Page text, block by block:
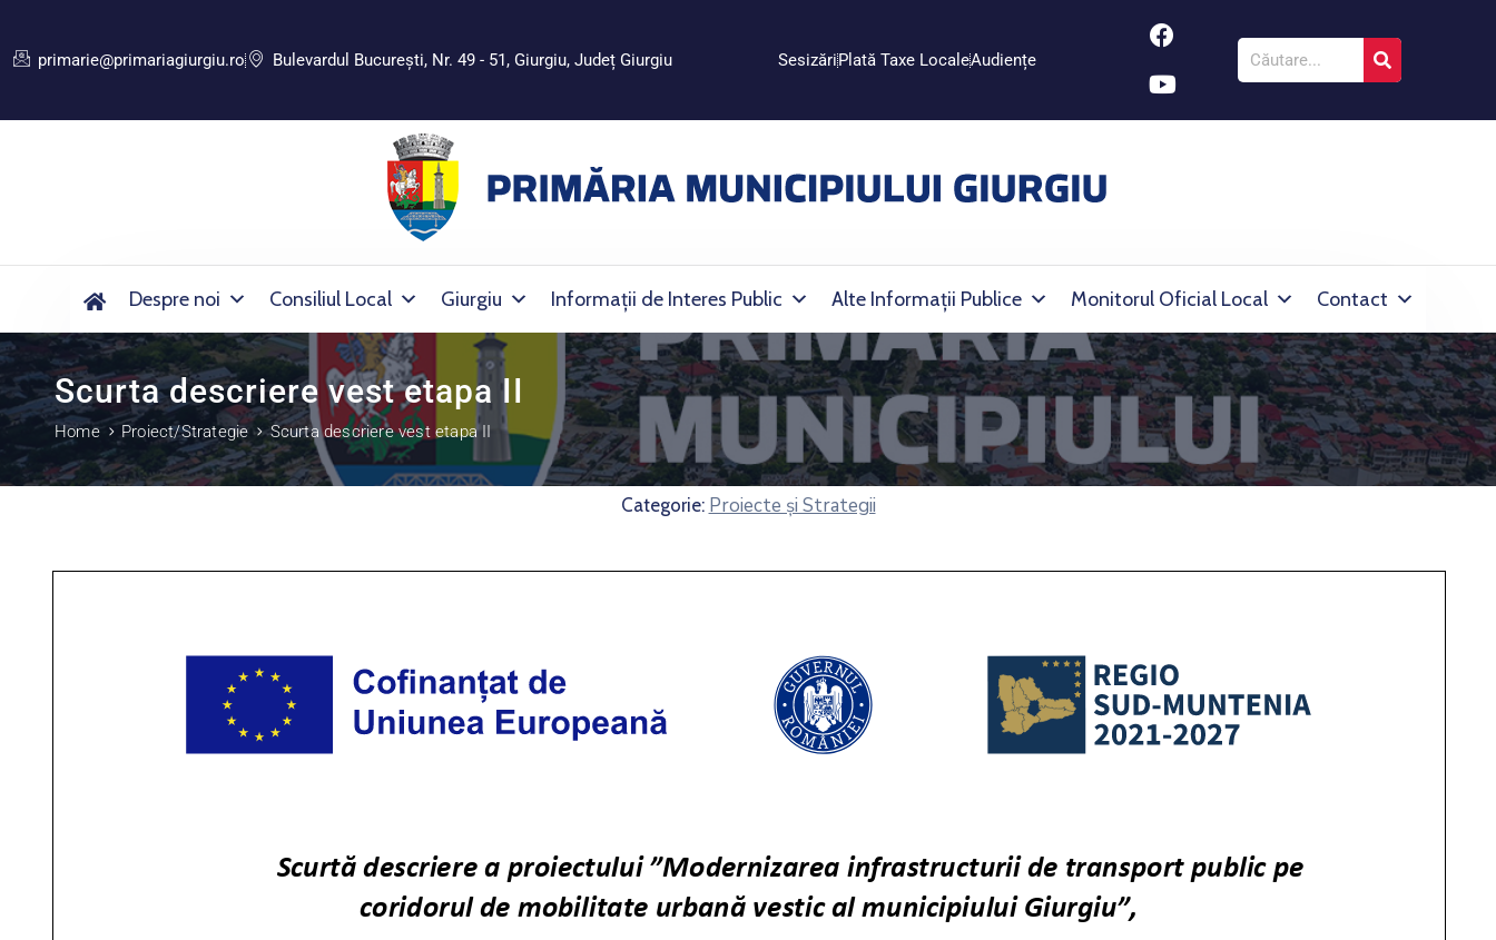
primarie@primariagiurgiu.ro Bulevardul Bucureşti, Nr. 49 - 51, Giurgiu, Județ Giurgiu SesizăriPlată Taxe LocaleAudiențe
Despre noi Consiliul Local Giurgiu Informații de Interes Public Alte Informații Publice Monitorul Oficial Local Contact
Scurta descriere vest etapa II
Home Proiect/Strategie Scurta descriere vest etapa II
Categorie: Proiecte și Strategii